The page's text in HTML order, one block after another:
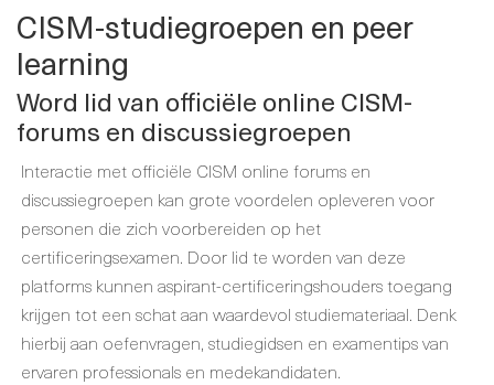
CISM-studiegroepen en peer
learning
Word lid van officiële online CISM-
forums en discussiegroepen
Interactie met officiële CISM online forums en
discussiegroepen kan grote voordelen opleveren voor
personen die zich voorbereiden op het
certificeringsexamen. Door lid te worden van deze
platforms kunnen aspirant-certificeringshouders toegang
krijgen tot een schat aan waardevol studiemateriaal. Denk
hierbij aan oefenvragen, studiegidsen en examentips van
ervaren professionals en medekandidaten.